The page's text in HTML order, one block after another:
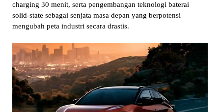
charging 30 menit, serta pengembangan teknologi baterai
solid-state sebagai senjata masa depan yang berpotensi
mengubah peta industri secara drastis.